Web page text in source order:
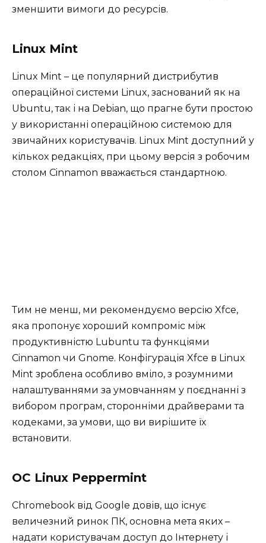
зменшити вимоги до ресурсів.
Linux Mint
Linux Mint – це популярний дистрибутив
операційної системи Linux, заснований як на
Ubuntu, так і на Debian, що прагне бути простою
у використанні операційною системою для
звичайних користувачів. Linux Mint доступний у
кількох редакціях, при цьому версія з робочим
столом Cinnamon вважається стандартною.
Тим не менш, ми рекомендуємо версію Xfce,
яка пропонує хороший компроміс між
продуктивністю Lubuntu та функціями
Cinnamon чи Gnome. Конфігурація Xfce в Linux
Mint зроблена особливо вміло, з розумними
налаштуваннями за умовчанням у поєднанні з
вибором програм, сторонніми драйверами та
кодеками, за умови, що ви вирішите їх
встановити.
ОС Linux Peppermint
Chromebook від Google довів, що існує
величезний ринок ПК, основна мета яких –
надати користувачам доступ до Інтернету і